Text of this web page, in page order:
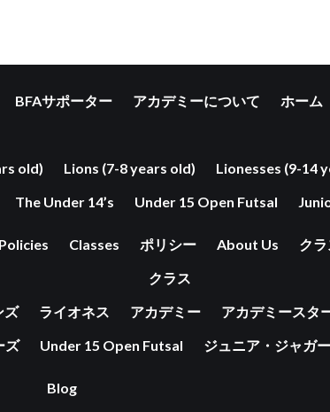
BFAサポーター アカデミーについて ホーム
old) Lions (7-8 years old) Lionesses (9-14
The Under 14’s Under 15 Open Futsal
Policies Classes ポリシー About Us
クラ
クラス
ズ ライオネス アカデミー アカデミースタ
ズ
Under 15 Open Futsal ジュニア・ジャガ
Blog